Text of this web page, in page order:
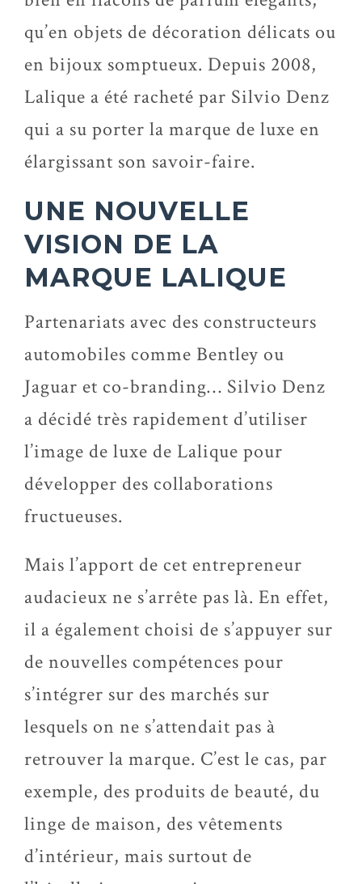
qu’en objets de décoration délicats ou
en bijoux somptueux. Depuis 2008,
Lalique a été racheté par Silvio Denz
qui a su porter la marque de luxe en
élargissant son savoir-faire.
UNE NOUVELLE
VISION DE LA
MARQUE LALIQUE
Partenariats avec des constructeurs
automobiles comme Bentley ou
Jaguar et co-branding… Silvio Denz
a décidé très rapidement d’utiliser
l’image de luxe de Lalique pour
développer des collaborations
fructueuses.
Mais l’apport de cet entrepreneur
audacieux ne s’arrête pas là. En effet,
il a également choisi de s’appuyer sur
de nouvelles compétences pour
s’intégrer sur des marchés sur
lesquels on ne s’attendait pas à
retrouver la marque. C’est le cas, par
exemple, des produits de beauté, du
linge de maison, des vêtements
d’intérieur, mais surtout de